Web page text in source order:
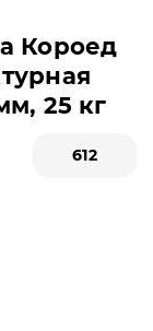
Короед
25 кг
612